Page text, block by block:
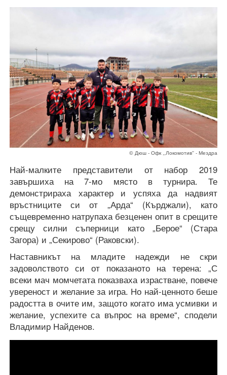
© Дюш - Офк ,,Локомотив'' - Мездра
Най-малките представители от набор 2019
завършиха на 7-мо място в турнира. Те
демонстрираха характер и успяха да надвият
връстниците си от „Арда“ (Кърджали), като
същевременно натрупаха безценен опит в срещите
срещу силни съперници като „Берое“ (Стара
Загора) и „Секирово“ (Раковски).
Наставникът на младите надежди не скри
задоволството си от показаното на терена: „С
всеки мач момчетата показваха израстване, повече
увереност и желание за игра. Но най-ценното беше
радостта в очите им, защото когато има усмивки и
желание, успехите са въпрос на време“, сподели
Владимир Найденов.